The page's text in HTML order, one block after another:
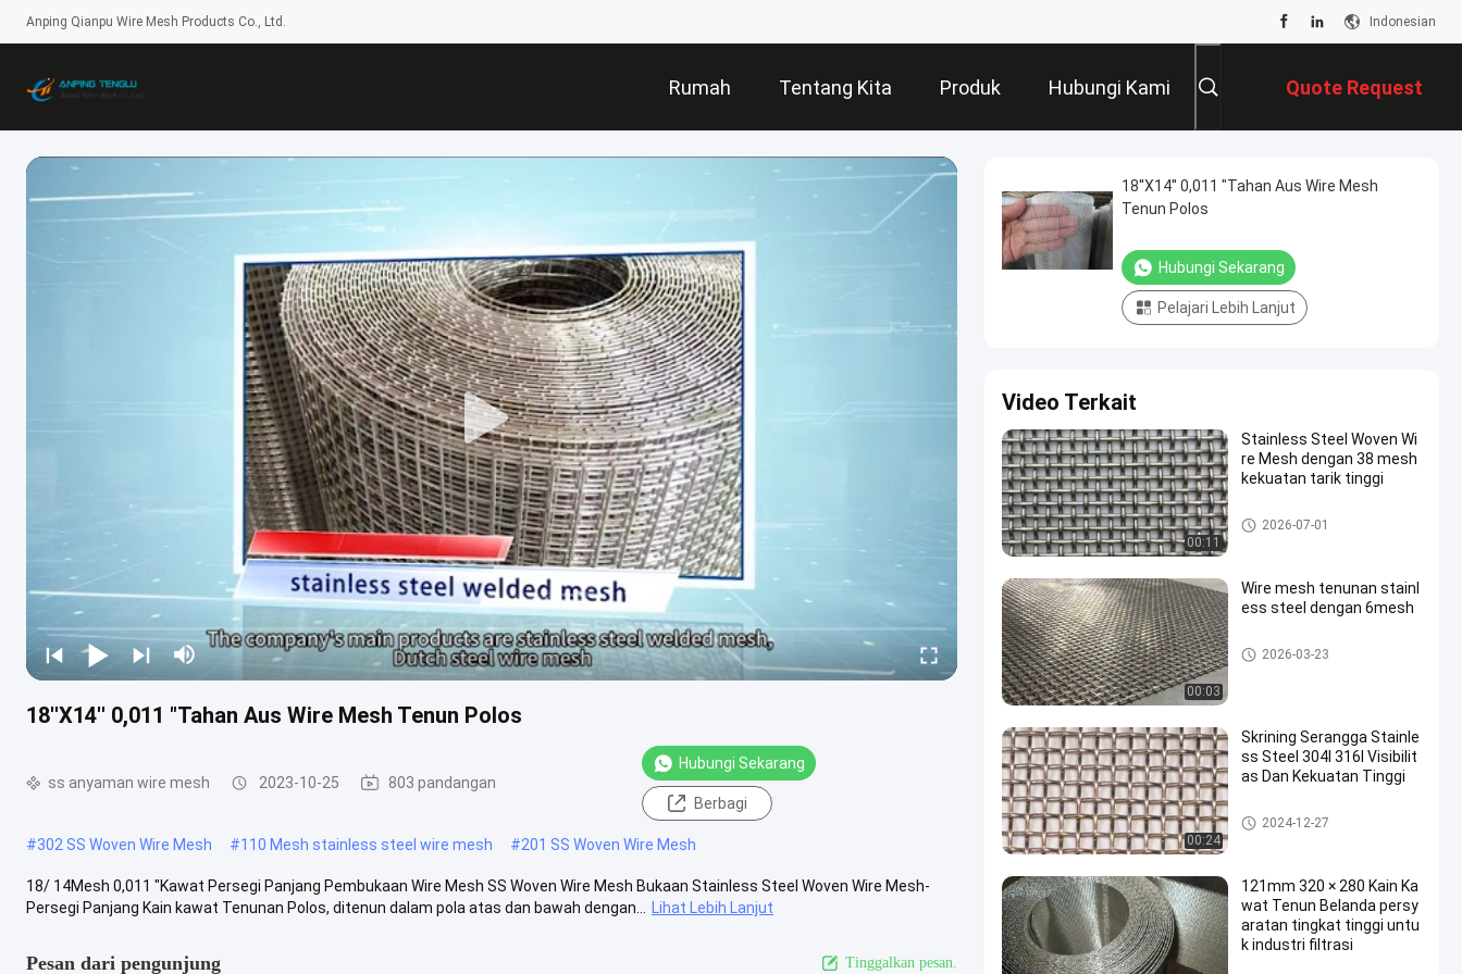
Anping Qianpu Wire Mesh Products Co., Ltd. Indonesian
Rumah Tentang Kita Produk Hubungi Kami Quote Request
Suatu
18''X14'' 0,011 "Tahan Aus Wire Mesh Tenun Polos
ss anyaman wire mesh 2023-10-25 803 pandangan
Hubungi Sekarang
Berbagi
#302 SS Woven Wire Mesh #110 Mesh stainless steel wire mesh #201 SS Woven Wire Mesh
18/ 14Mesh 0,011 "Kawat Persegi Panjang Pembukaan Wire Mesh SS Woven Wire Mesh Bukaan Stainless Steel Woven Wire Mesh-
Persegi Panjang Kain kawat Tenunan Polos, ditenun dalam pola atas dan bawah dengan...
Lihat Lebih Lanjut
Pesan dari pengunjung Tinggalkan pesan.
18''X14'' 0,011 "Tahan Aus Wire Mesh
Tenun Polos
Hubungi Sekarang
Pelajari Lebih Lanjut
Video Terkait
00:11
Stainless Steel Woven Wi
re Mesh dengan 38 mesh
kekuatan tarik tinggi
ss anyaman wire mesh
2026-07-01
00:03
Wire mesh tenunan stainl
ess steel dengan 6mesh
ss anyaman wire mesh
2026-03-23
00:24
Skrining Serangga Stainle
ss Steel 304l 316l Visibilit
as Dan Kekuatan Tinggi
ss anyaman wire mesh
2024-12-27
121mm 320 × 280 Kain Ka
wat Tenun Belanda persy
aratan tingkat tinggi untu
k industri filtrasi